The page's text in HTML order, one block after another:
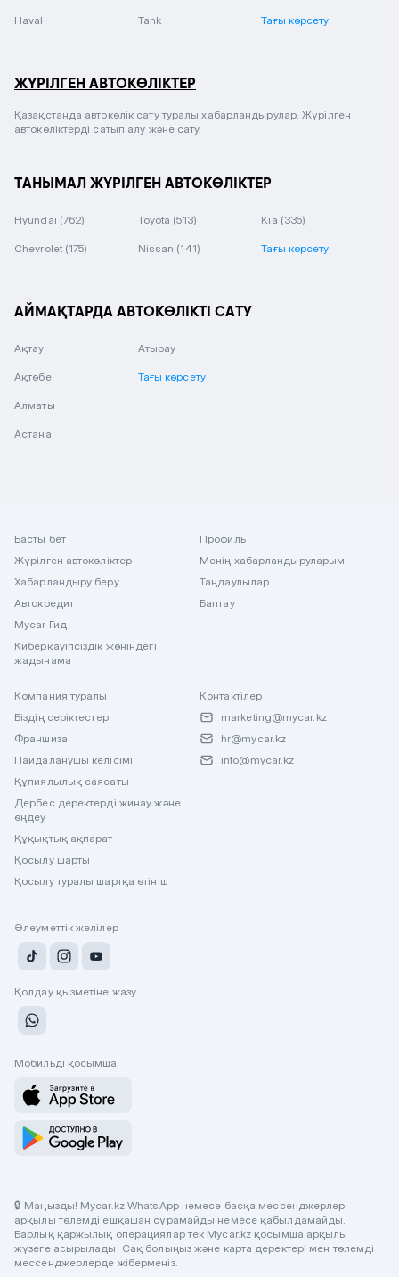
Haval Tank Тағы көрсету
ЖҮРІЛГЕН АВТОКӨЛІКТЕР
Қазақстанда автокөлік сату туралы хабарландырулар. Жүрілген
автокөліктерді сатып алу және сату.
ТАНЫМАЛ ЖҮРІЛГЕН АВТОКӨЛІКТЕР
Hyundai (762) Toyota (513) Kia (335)
Chevrolet (175) Nissan (141) Тағы көрсету
АЙМАҚТАРДА АВТОКӨЛІКТІ САТУ
Ақтау
Ақтөбе
Алматы
Астана
Атырау
Тағы көрсету
Басты бет
Жүрілген автокөліктер
Хабарландыру беру
Автокредит
Mycar Гид
Киберқауіпсіздік жөніндегі
жадынама
Профиль
Менің хабарландыруларым
Таңдаулылар
Баптау
Компания туралы
Біздің серіктестер
Франшиза
Пайдаланушы келісімі
Құпиялылық саясаты
Дербес деректерді жинау және
өңдеу
Құқықтық ақпарат
Қосылу шарты
Қосылу туралы шартқа өтініш
Контактілер
marketing@mycar.kz
hr@mycar.kz
info@mycar.kz
Әлеуметтік желілер
Қолдау қызметіне жазу
Мобильді қосымша
🔒 Маңызды! Mycar.kz WhatsApp немесе басқа мессенджерлер
арқылы төлемді ешқашан сұрамайды немесе қабылдамайды.
Барлық қаржылық операциялар тек Mycar.kz қосымша арқылы
жүзеге асырылады. Сақ болыңыз және карта деректері мен төлемді
мессенджерлерде жібермеңіз.